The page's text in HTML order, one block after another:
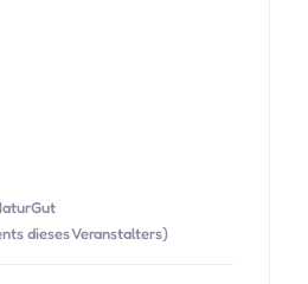
dieses Veranstalters)